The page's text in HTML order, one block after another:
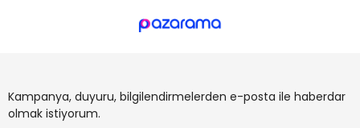
Kampanya, duyuru, bilgilendirmelerden e-posta ile haberdar
olmak istiyorum.